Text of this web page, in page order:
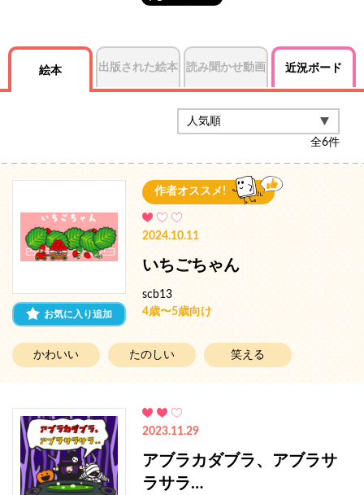
絵本 出版された絵本 読み聞かせ動画 近況ボード
全6件
お気に入り追加
作者オススメ!
2024.10.11
いちごちゃん
scb13
4歳〜5歳向け
かわいい たのしい 笑える
2023.11.29
アブラカダブラ、アブラサ
ラサラ…